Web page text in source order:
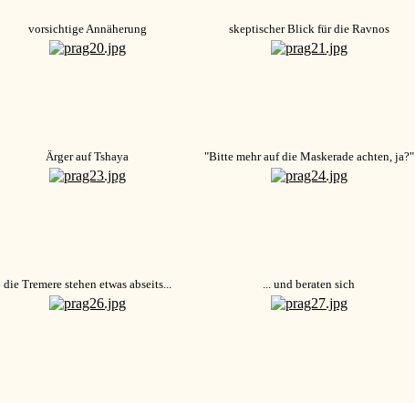
vorsichtige Annäherung skeptischer Blick für die Ravnos
Ärger auf Tshaya "Bitte mehr auf die Maskerade achten, ja?"
die Tremere stehen etwas abseits... ... und beraten sich